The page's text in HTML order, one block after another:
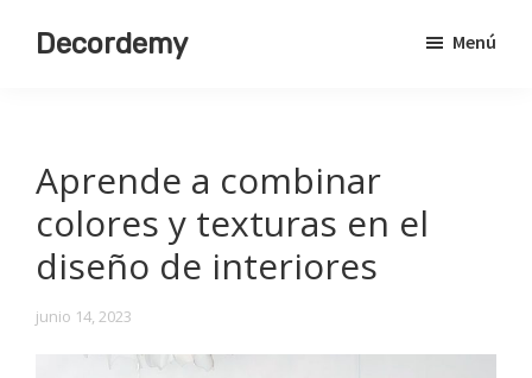
Decordemy Menú
Aprende a combinar
colores y texturas en el
diseño de interiores
junio 14, 2023